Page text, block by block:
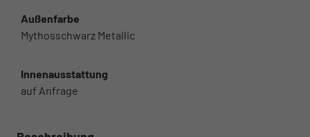
Außenfarbe
Mythosschwarz Metallic
Innenausstattung
auf Anfrage